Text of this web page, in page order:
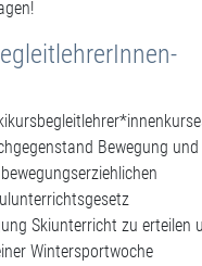
Bewegung und
Skiunterricht zu erteilen
Wintersportwoche